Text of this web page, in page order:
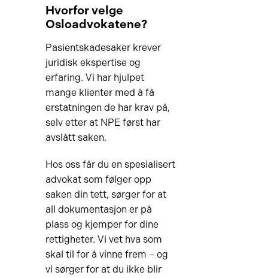
via rettshjelpsforsikring. Vi
undersøker alltid hvilke
muligheter du har for gratis
eller delvis dekket
advokatbistand.
Hvorfor velge
Osloadvokatene?
Pasientskadesaker krever
juridisk ekspertise og
erfaring. Vi har hjulpet
mange klienter med å få
erstatningen de har krav på,
selv etter at NPE først har
avslått saken.
Hos oss får du en spesialisert
advokat som følger opp
saken din tett, sørger for at
all dokumentasjon er på
plass og kjemper for dine
rettigheter. Vi vet hva som
skal til for å vinne frem – og
vi sørger for at du ikke blir